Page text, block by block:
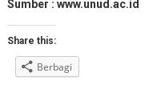
Sumber : www.unud.ac.id
Share this:
Berbagi